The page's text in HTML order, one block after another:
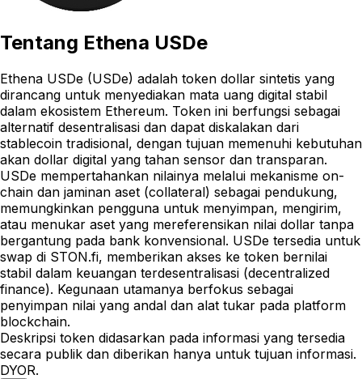
Tentang Ethena USDe
Ethena USDe (USDe) adalah token dollar sintetis yang
dirancang untuk menyediakan mata uang digital stabil
dalam ekosistem Ethereum. Token ini berfungsi sebagai
alternatif desentralisasi dan dapat diskalakan dari
stablecoin tradisional, dengan tujuan memenuhi kebutuhan
akan dollar digital yang tahan sensor dan transparan.
USDe mempertahankan nilainya melalui mekanisme on-
chain dan jaminan aset (collateral) sebagai pendukung,
memungkinkan pengguna untuk menyimpan, mengirim,
atau menukar aset yang mereferensikan nilai dollar tanpa
bergantung pada bank konvensional. USDe tersedia untuk
swap di STON.fi, memberikan akses ke token bernilai
stabil dalam keuangan terdesentralisasi (decentralized
finance). Kegunaan utamanya berfokus sebagai
penyimpan nilai yang andal dan alat tukar pada platform
blockchain.
Deskripsi token didasarkan pada informasi yang tersedia
secara publik dan diberikan hanya untuk tujuan informasi.
DYOR.